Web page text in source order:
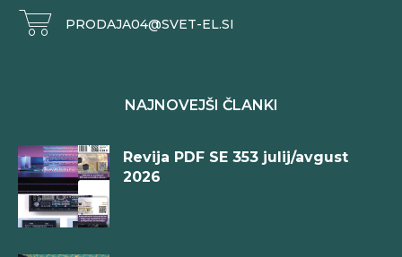
PRODAJA04@SVET-EL.SI
NAJNOVEJŠI ČLANKI
Revija PDF SE 353 julij/avgust
2026